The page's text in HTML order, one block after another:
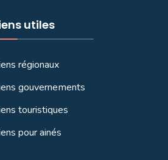
utiles
régionaux
gouvernements
touristiques
pour ainés